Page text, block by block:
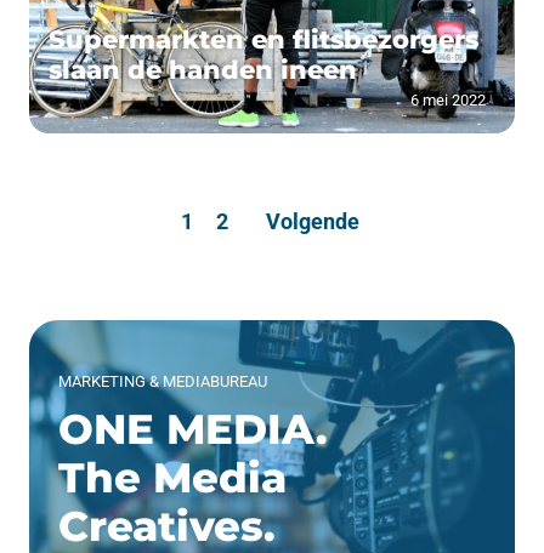
Supermarkten en flitsbezorgers
slaan de handen ineen
6 mei 2022
1 2 Volgende
MARKETING & MEDIABUREAU
ONE MEDIA.
The Media
Creatives.